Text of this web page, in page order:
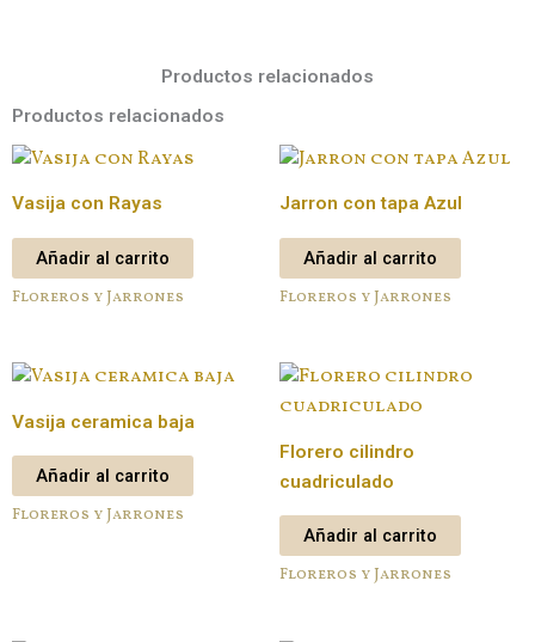
Productos relacionados
Productos relacionados
Vasija con Rayas
Añadir al carrito
Floreros y Jarrones
Jarron con tapa Azul
Añadir al carrito
Floreros y Jarrones
Vasija ceramica baja
Añadir al carrito
Floreros y Jarrones
Florero cilindro
cuadriculado
Añadir al carrito
Floreros y Jarrones